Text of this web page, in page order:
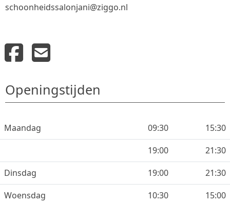
schoonheidssalonjani@ziggo.nl
Openingstijden
Maandag 09:30
15:30
19:00
21:30
Dinsdag
19:00
21:30
Woensdag
10:30
15:00